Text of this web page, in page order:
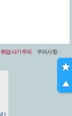
취업사기주의 주의사항